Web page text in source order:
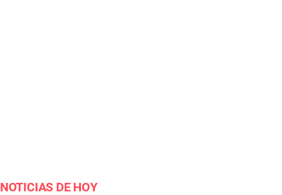
NOTICIAS DE HOY